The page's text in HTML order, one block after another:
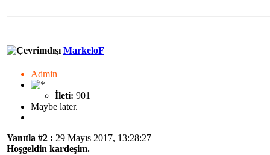
MarkeloF
Admin
İleti: 901
Maybe later.
Yanıtla #2 : 29 Mayıs 2017, 13:28:27
Hoşgeldin kardeşim.